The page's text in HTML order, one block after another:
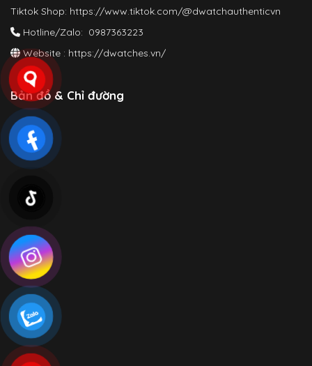
Tiktok Shop: https://www.tiktok.com/@dwatchauthenticvn
Hotline/Zalo: 0987363223
Website : https://dwatches.vn/
Bản đồ & Chỉ đường